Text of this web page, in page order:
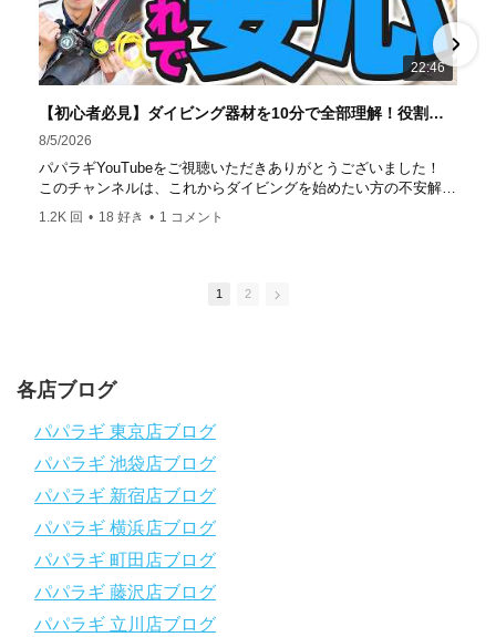
ター」部門
「国内ダイビングサービス伊豆半島エリア」
部門
「国内ダイビングガイド伊豆半島エリア」部門 4冠
達成！ ――――――――――――――――― パパラギダイ
ビングスクール 本店 神奈川県 藤沢市 南藤沢10-4
はコチラ
https://www.papalagi.co.jp/staticpages/index.php/work
22:46
【初心者必見】ダイビング器材を10分で全部理解！役割・使い方をやさしく解説
8/5/2026
パパラギYouTubeをご視聴いただきありがとうございました！
このチャンネルは、これからダイビングを始めたい方の不安解消
や悩みごとを解消するためのチャンネルです
ひとりでも多くの方に、素敵なダイビングライフを送っていただ
ダイビングのこんな情報を知りたいなどありましたらコメントを
～～～～～～～～～～～～～～～～～～～～～～～～～～～～
1986年創業！国内最大規模のスキューバダイビングスクール。
センス認定実績。
～～～～～～～～～～～～～～～～～～～～～～～～～～～～
【スマホで見れるWebマニュアル！】
動画の内容をまとめたwebマニュアルをご覧いただけます！
パパラギ公式LINEにご登録の上、メニューから「動画資料」を
タップ！
↓↓↓↓↓↓こちら
https://www.papalagi.co.jp/lp/line_registration/.
1.2K 回 • 18 好き • 1 コメント
1 2
各店ブログ
パパラギ 東京店ブログ
パパラギ 池袋店ブログ
パパラギ 新宿店ブログ
パパラギ 横浜店ブログ
パパラギ 町田店ブログ
パパラギ 藤沢店ブログ
パパラギ 立川店ブログ